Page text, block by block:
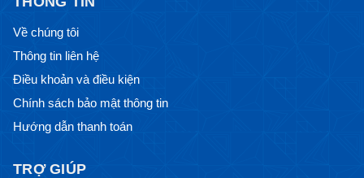
Về chúng tôi
Thông tin liên hệ
Điều khoản và điều kiện
Chính sách bảo mật thông tin
Hướng dẫn thanh toán
TRỢ GIÚP